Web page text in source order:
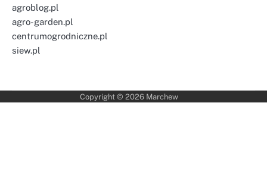
agroblog.pl
agro-garden.pl
centrumogrodniczne.pl
siew.pl
Copyright © 2026 Marchew